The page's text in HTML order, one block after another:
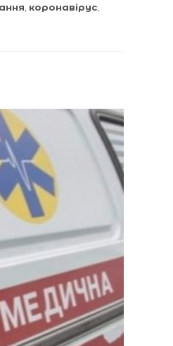
коронавірус